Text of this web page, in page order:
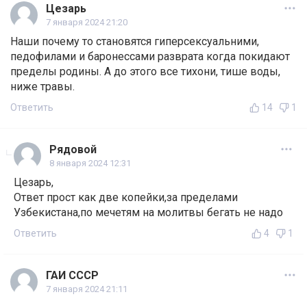
Цезарь
7 января 2024 21:20
Наши почему то становятся гиперсексуальними,
педофилами и баронессами разврата когда покидают
пределы родины. А до этого все тихони, тише воды,
ниже травы.
Ответить 14 1
Рядовой
8 января 2024 12:31
Цезарь,
Ответ прост как две копейки,за пределами
Узбекистана,по мечетям на молитвы бегать не надо
Ответить 4 1
ГАИ СССР
7 января 2024 21:11